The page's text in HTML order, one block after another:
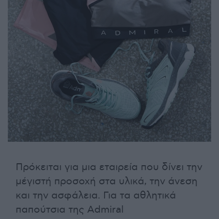
Πρόκειται για μια εταιρεία που δίνει την
μέγιστή προσοχή στα υλικά, την άνεση
και την ασφάλεια. Για τα αθλητικά
παπούτσια της Admiral